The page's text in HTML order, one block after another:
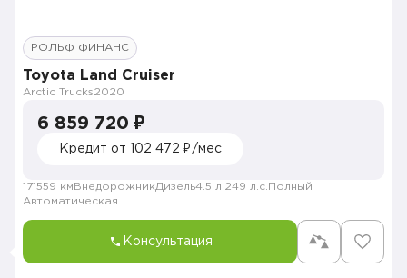
РОЛЬФ ФИНАНС
Toyota Land Cruiser
Arctic Trucks2020
6 859 720 ₽
Кредит от 102 472 ₽/мес
171559 км ВнедорожникДизель4.5 л. 249 л.с. Полный
Автоматическая
Консультация